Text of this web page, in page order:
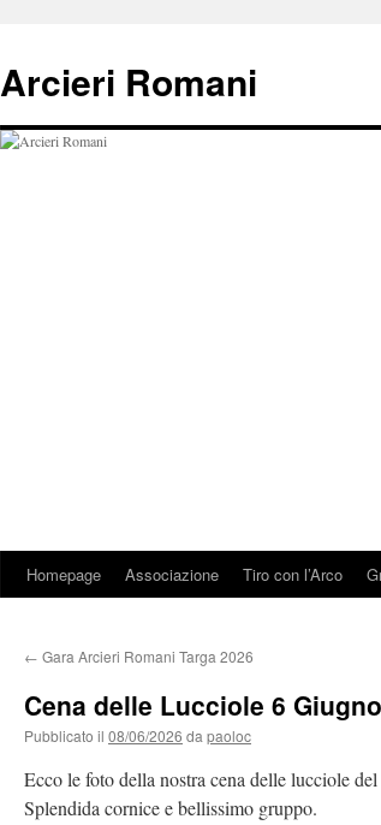
contenuto
Arcieri Romani
Homepage Associazione Tiro con l’Arco
← Gara Arcieri Romani Targa 2026
Cena delle Lucciole 6
Pubblicato il 08/06/2026 da paoloc
Ecco le foto della nostra cena delle lucciole
Splendida cornice e bellissimo gruppo.